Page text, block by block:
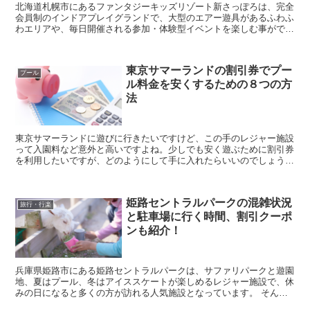
北海道札幌市にあるファンタジーキッズリゾート新さっぽろは、完全
会員制のインドアプレイグランドで、大型のエアー遊具があるふわふ
わエリアや、毎日開催される参加・体験型イベントを楽しむ事がで
プール
東京サマーランドの割引券でプー
ル料金を安くするための８つの方
法
東京サマーランドに遊びに行きたいですけど、この手のレジャー施設
って入園料など意外と高いですよね。少しでも安く遊ぶために割引券
を利用したいですが、どのようにして手に入れたらいいのでしょう
旅行・行楽
姫路セントラルパークの混雑状況
と駐車場に行く時間、割引クーポ
ンも紹介！
兵庫県姫路市にある姫路セントラルパークは、サファリパークと遊園
地、夏はプール、冬はアイススケートが楽しめるレジャー施設で、休
みの日になると多くの方が訪れる人気施設となっています。 そんな